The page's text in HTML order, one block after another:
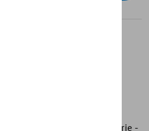
Volkswagen « Gavia »
Volkswagen « Gavia » -
de Volkswagen - Peinture
critères exigeants de la série -